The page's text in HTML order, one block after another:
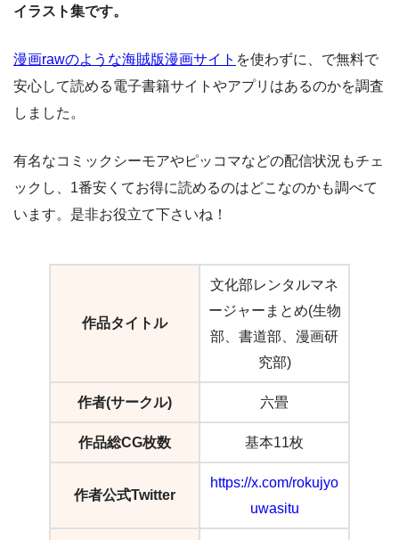
イラスト集です。
漫画rawのような海賊版漫画サイト を使わずに、で無料で
安心して読める電子書籍サイトやアプリはあるのかを調査
しました。
有名なコミックシーモアやピッコマなどの配信状況もチェ
ックし、1番安くてお得に読めるのはどこなのかも調べて
います。是非お役立て下さいね！
作品タイトル
文化部レンタルマネ
ージャーまとめ(生物
部、書道部、漫画研
究部)
作者(サークル) 六畳
作品総CG枚数 基本11枚
作者公式Twitter
https://x.com/rokujyo
uwasitu